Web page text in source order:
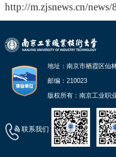
http://m.zjsnews.cn/
地址：南京市栖霞区仙
邮编：210023
版权所有：南京工业职
联系我们